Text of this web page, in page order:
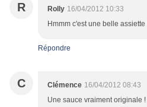
R Rolly 16/04/2012 10:33
Hmmm c'est une belle assiette
Répondre
C Clémence 16/04/2012 08:43
Une sauce vraiment originale